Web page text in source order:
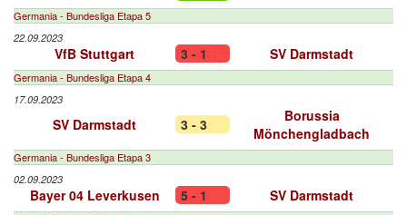
Germania - Bundesliga Etapa 5
22.09.2023
VfB Stuttgart 3 - 1 SV Darmstadt
Germania - Bundesliga Etapa 4
17.09.2023
SV Darmstadt 3 - 3
Borussia
Mönchengladbach
Germania - Bundesliga Etapa 3
02.09.2023
Bayer 04 Leverkusen 5 - 1 SV Darmstadt